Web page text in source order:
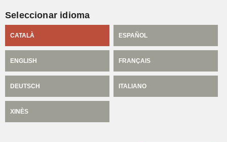
Seleccionar idioma
CATALÀ ESPAÑOL
ENGLISH FRANÇAIS
DEUTSCH ITALIANO
XINÈS